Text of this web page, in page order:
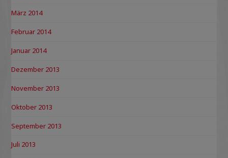
März 2014
Februar 2014
Januar 2014
Dezember 2013
November 2013
Oktober 2013
September 2013
Juli 2013